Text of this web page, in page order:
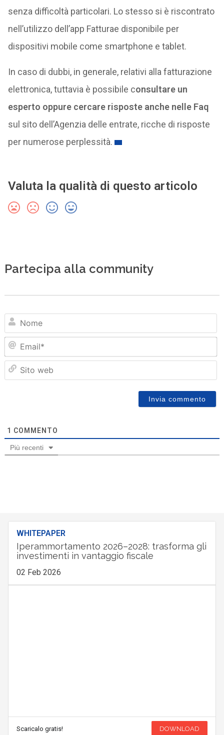
senza difficoltà particolari. Lo stesso si è riscontrato
nell’utilizzo dell’app Fatturae disponibile per
dispositivi mobile come smartphone e tablet.
In caso di dubbi, in generale, relativi alla fatturazione
elettronica, tuttavia è possibile consultare un
esperto oppure cercare risposte anche nelle Faq
sul sito dell’Agenzia delle entrate, ricche di risposte
per numerose perplessità.
Valuta la qualità di questo articolo
Partecipa alla community
1 COMMENTO
Più recenti
WHITEPAPER
Iperammortamento 2026–2028: trasforma gli
investimenti in vantaggio fiscale
02 Feb 2026
Scaricalo gratis! DOWNLOAD